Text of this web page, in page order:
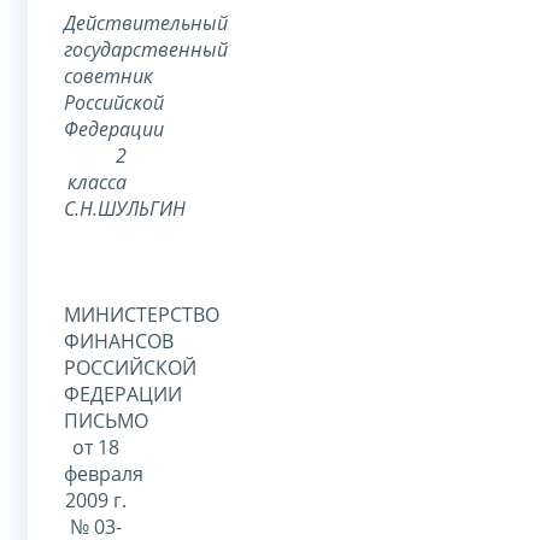
Действительный
государственный
советник
Российской
Федерации
2
класса
С.Н.ШУЛЬГИН
МИНИСТЕРСТВО
ФИНАНСОВ
РОССИЙСКОЙ
ФЕДЕРАЦИИ
ПИСЬМО
от 18
февраля
2009 г.
№ 03-